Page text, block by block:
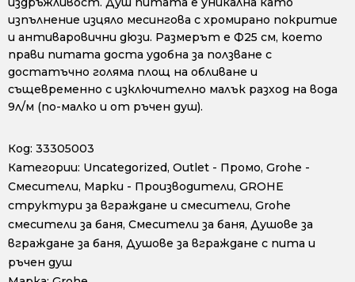
изпълнение изцяло месингова с хромирано покритие
и антиваровични дюзи. Размерът е Ф25 см, което
прави питата доста удобна за ползване с
достатъчно голяма площ на обливане и
същевременно с изключително малък разход на вода
9л/м (по-малко и от ръчен душ).
Код: 33305003
Категории: Uncategorized, Outlet - Промо, Grohe -
Смесители, Марки - Производители, GROHE
структури за вграждане и смесители, Grohe
смесители за баня, Смесители за баня, Душове за
вграждане за баня, Душове за вграждане с пита и
ръчен душ